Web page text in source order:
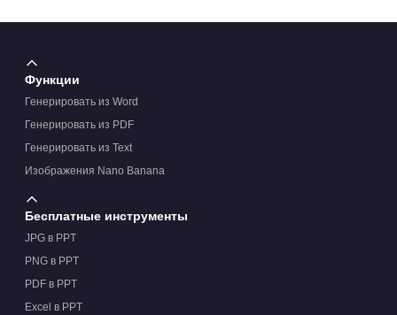
Функции
Генерировать из Word
Генерировать из PDF
Генерировать из Text
Изображения Nano Banana
Бесплатные инструменты
JPG в PPT
PNG в PPT
PDF в PPT
Excel в PPT